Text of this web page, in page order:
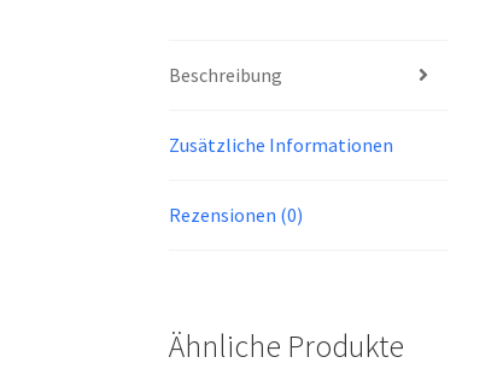
Beschreibung
Zusätzliche Informationen
Rezensionen (0)
Ähnliche Produkte